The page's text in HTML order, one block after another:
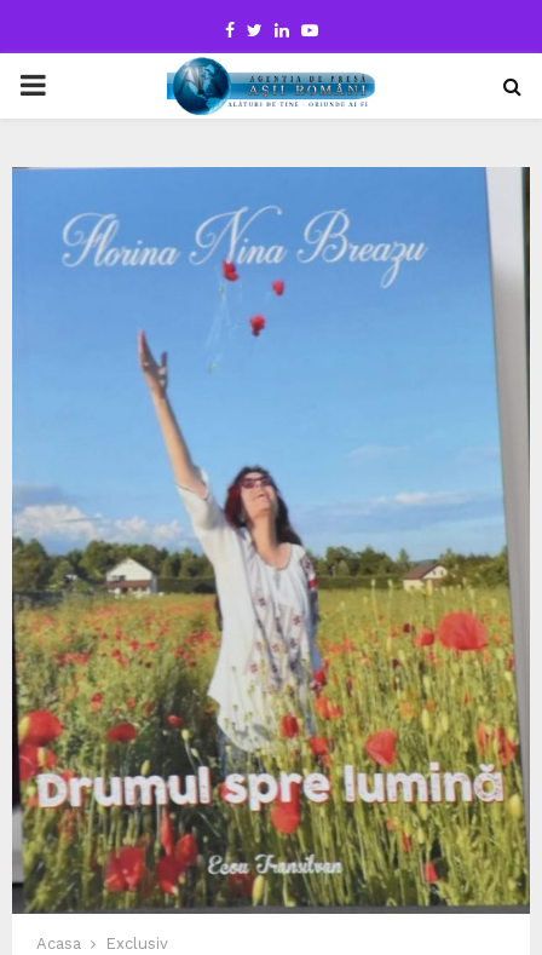
Facebook
TwitterLinkedinYoutube
PRIMARY
Acasa
Exclusiv